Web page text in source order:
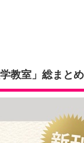
教室」総まとめ